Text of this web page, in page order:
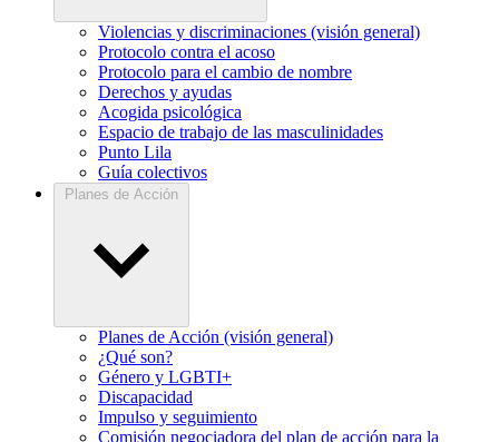
Violencias y discriminaciones (visión general)
Protocolo contra el acoso
Protocolo para el cambio de nombre
Derechos y ayudas
Acogida psicológica
Espacio de trabajo de las masculinidades
Punto Lila
Guía colectivos
Planes de Acción
Planes de Acción (visión general)
¿Qué son?
Género y LGBTI+
Discapacidad
Impulso y seguimiento
Comisión negociadora del plan de acción para la